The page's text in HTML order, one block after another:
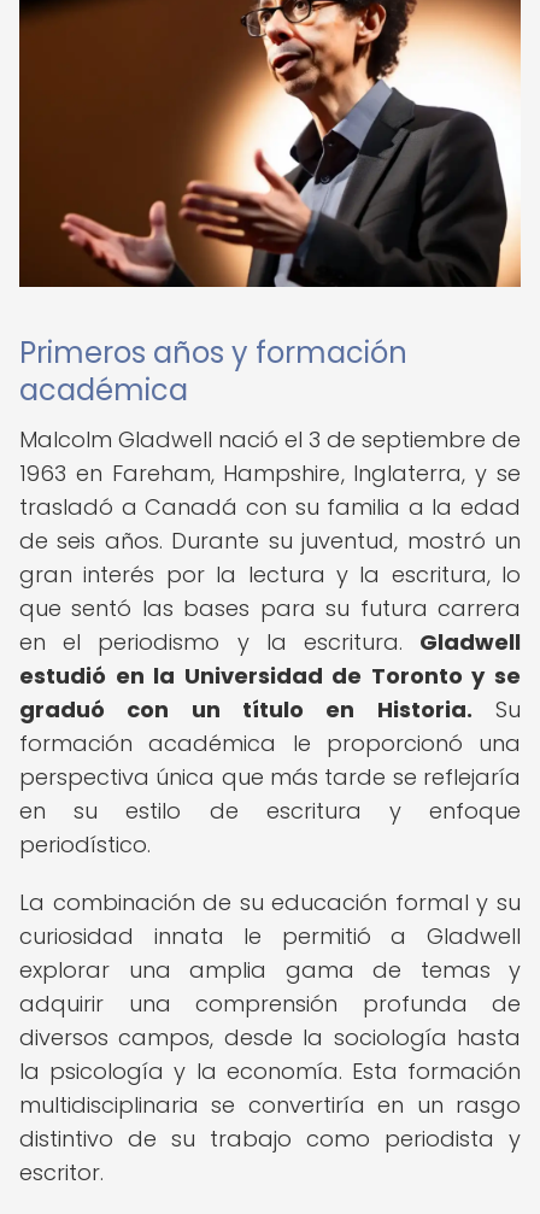
Primeros años y formación
académica
Malcolm Gladwell nació el 3 de septiembre de
1963 en Fareham, Hampshire, Inglaterra, y se
trasladó a Canadá con su familia a la edad
de seis años. Durante su juventud, mostró un
gran interés por la lectura y la escritura, lo
que sentó las bases para su futura carrera
en el periodismo y la escritura. Gladwell
estudió en la Universidad de Toronto y se
graduó con un título en Historia. Su
formación académica le proporcionó una
perspectiva única que más tarde se reflejaría
en su estilo de escritura y enfoque
periodístico.
La combinación de su educación formal y su
curiosidad innata le permitió a Gladwell
explorar una amplia gama de temas y
adquirir una comprensión profunda de
diversos campos, desde la sociología hasta
la psicología y la economía. Esta formación
multidisciplinaria se convertiría en un rasgo
distintivo de su trabajo como periodista y
escritor.